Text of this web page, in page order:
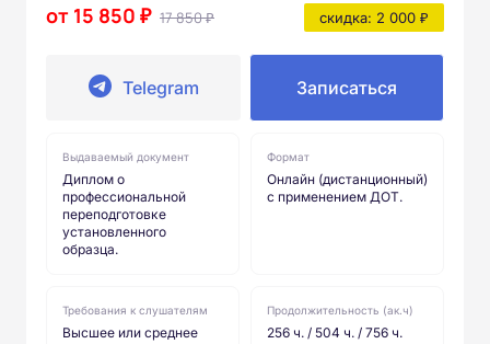
от 15 850 ₽ 17 850 ₽ скидка: 2 000 ₽
Telegram Записаться
Выдаваемый документ
Диплом о
профессиональной
переподготовке
установленного
образца.
Формат
Онлайн (дистанционный)
с применением ДОТ.
Требования к слушателям
Высшее или среднее
Продолжительность (ак.ч)
256 ч. / 504 ч. / 756 ч.